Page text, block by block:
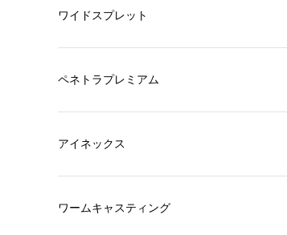
ワイドスプレット
ペネトラプレミアム
アイネックス
ワームキャスティング